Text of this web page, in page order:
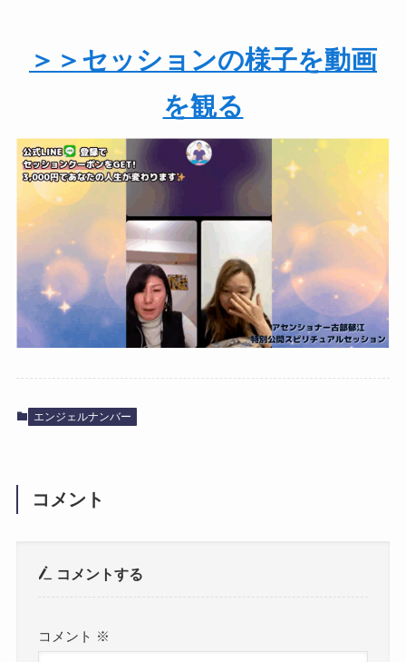
＞＞セッションの様子を動画
を観る
エンジェルナンバー
コメント
コメントする
コメント ※